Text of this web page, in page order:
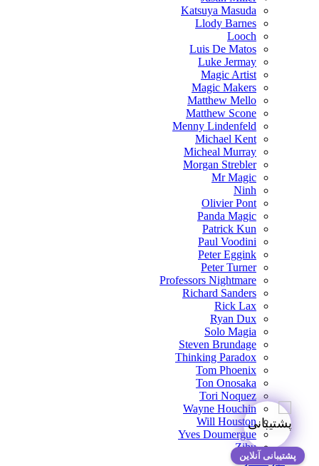
Katsuya Masuda
Llody Barnes
Looch
Luis De Matos
Luke Jermay
Magic Artist
Magic Makers
Matthew Mello
Matthew Scone
Menny Lindenfeld
Michael Kent
Micheal Murray
Morgan Strebler
Mr Magic
Ninh
Olivier Pont
Panda Magic
Patrick Kun
Paul Voodini
Peter Eggink
Peter Turner
Professors Nightmare
Richard Sanders
Rick Lax
Ryan Dux
Solo Magia
Steven Brundage
Thinking Paradox
Tom Phoenix
Ton Onosaka
Tori Noquez
Wayne Houchin
Will Houston
Yves Doumergue
Zihu
نمونه کار
پشتیبانی آنلاین